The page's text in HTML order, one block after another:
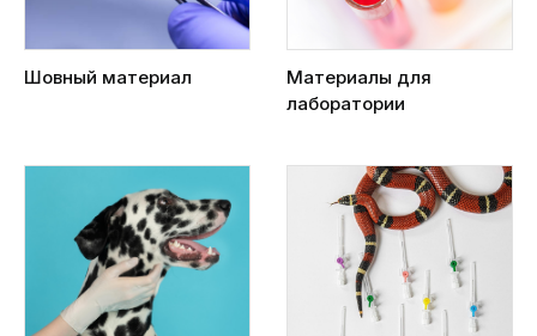
Шовный материал
Материалы для
лаборатории